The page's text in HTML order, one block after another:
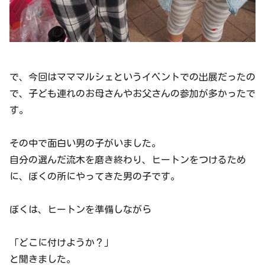
で、今回はマママルシェというイベントでの出展だったの
で、子ども連れのお母さんやお父さんの参加が多かったで
す。
その中で面白い男の子がいました。
自分の選んだ流木を磨き終わり、ヒートンをつけるため
に、ぼくの所にやってきた男の子です。
ぼくは、ヒートンを準備しながら
「どこに付けようか？」
と聞きました。